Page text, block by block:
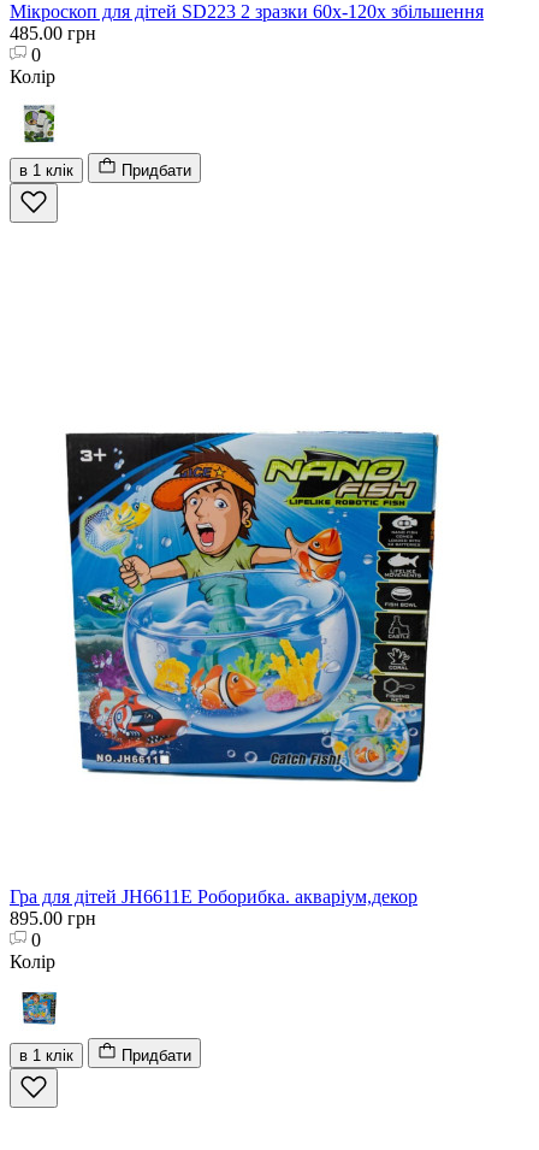
Мікроскоп для дітей SD223 2 зразки 60х-120х збільшення
485.00 грн
0
Колір
в 1 клік Придбати
Гра для дітей JH6611E Роборибка. акваріум,декор
895.00 грн
0
Колір
в 1 клік Придбати